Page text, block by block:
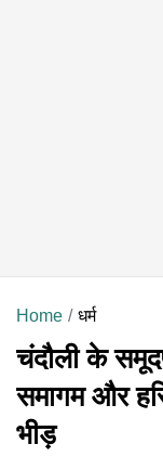
Home धर्म
चंदौली के
समागम और
भीड़